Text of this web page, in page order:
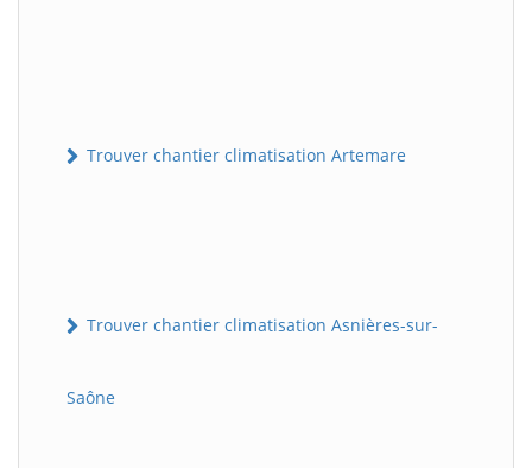
Trouver chantier climatisation Artemare
Trouver chantier climatisation Asnières-sur-
Saône